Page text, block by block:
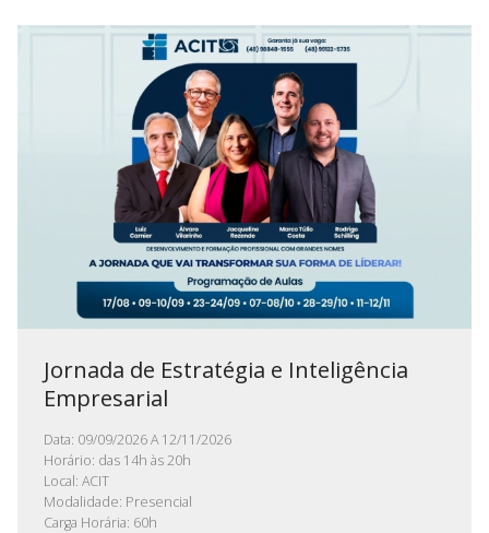
Jornada de Estratégia e Inteligência
Empresarial
Data: 09/09/2026 A 12/11/2026
Horário: das 14h às 20h
Local: ACIT
Modalidade: Presencial
Carga Horária: 60h